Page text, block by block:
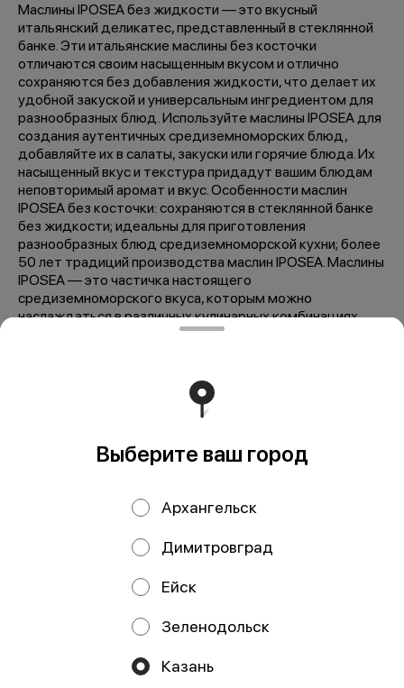
Маслины IPOSEA без жидкости — это вкусный
итальянский деликатес, представленный в стеклянной
банке. Эти итальянские маслины без косточки
отличаются своим насыщенным вкусом и отлично
сохраняются без добавления жидкости, что делает их
удобной закуской и универсальным ингредиентом для
разнообразных блюд. Используйте маслины IPOSEA для
создания аутентичных средиземноморских блюд,
добавляйте их в салаты, закуски или горячие блюда. Их
насыщенный вкус и текстура придадут вашим блюдам
неповторимый аромат и вкус. Особенности маслин
IPOSEA без косточки: сохраняются в стеклянной банке
без жидкости; идеальны для приготовления
разнообразных блюд средиземноморской кухни; более
50 лет традиций производства маслин IPOSEA. Маслины
IPOSEA — это частичка настоящего
средиземноморского вкуса, которым можно
наслаждаться в различных кулинарных комбинациях.
собственном соку
Выберите ваш город
Архангельск
Димитровград
Ейск
Зеленодольск
Казань